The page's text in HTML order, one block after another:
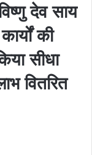
देव साय
की
सीधा
वितरित